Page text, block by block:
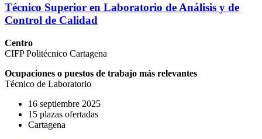
Técnico Superior en Laboratorio de Análisis y de
Control de Calidad
Centro
CIFP Politécnico Cartagena
Ocupaciones o puestos de trabajo más relevantes
Técnico de Laboratorio
16 septiembre 2025
15 plazas ofertadas
Cartagena